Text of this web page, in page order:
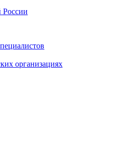
России
организациях